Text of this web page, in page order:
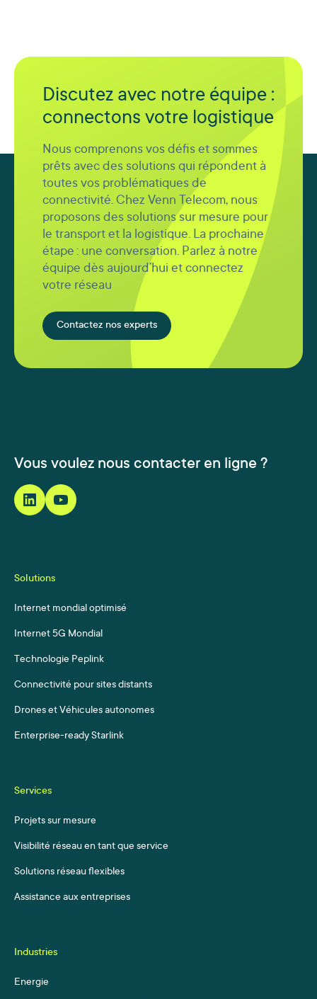
Discutez avec notre équipe :
connectons votre logistique
Nous comprenons vos défis et sommes
prêts avec des solutions qui répondent à
toutes vos problématiques de
connectivité. Chez Venn Telecom, nous
proposons des solutions sur mesure pour
le transport et la logistique. La prochaine
étape : une conversation. Parlez à notre
équipe dès aujourd’hui et connectez
votre réseau
Contactez nos experts
Vous voulez nous contacter en ligne ?
Solutions
Internet mondial optimisé
Internet 5G Mondial
Technologie Peplink
Connectivité pour sites distants
Drones et Véhicules autonomes
Enterprise-ready Starlink
Services
Projets sur mesure
Visibilité réseau en tant que service
Solutions réseau flexibles
Assistance aux entreprises
Industries
Energie